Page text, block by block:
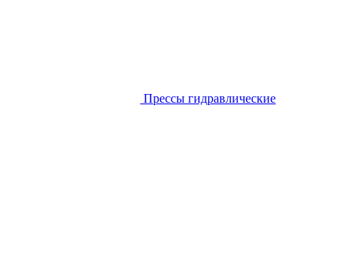
Прессы гидравлические